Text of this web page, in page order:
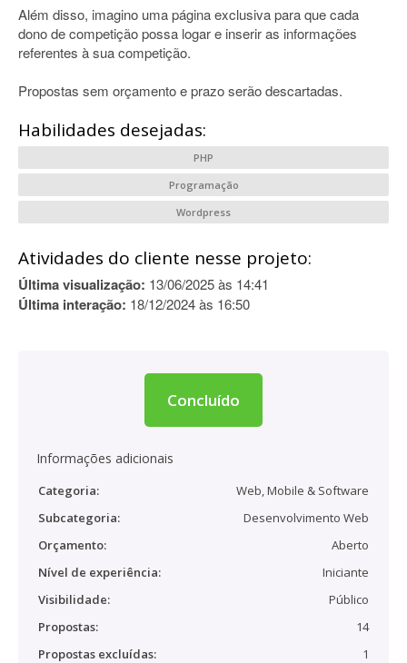
Além disso, imagino uma página exclusiva para que cada
dono de competição possa logar e inserir as informações
referentes à sua competição.
Propostas sem orçamento e prazo serão descartadas.
Habilidades desejadas:
PHP
Programação
Wordpress
Atividades do cliente nesse projeto:
Última visualização: 13/06/2025 às 14:41
Última interação: 18/12/2024 às 16:50
Concluído
Informações adicionais
Categoria:
Web, Mobile & Software
Subcategoria:
Desenvolvimento Web
Orçamento:
Aberto
Nível de experiência:
Iniciante
Visibilidade:
Público
Propostas:
14
Propostas excluídas:
1